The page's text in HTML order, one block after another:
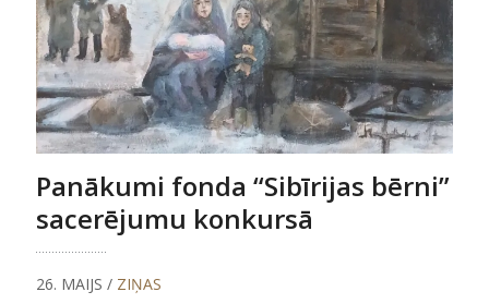
Panākumi fonda “Sibīrijas bērni”
sacerējumu konkursā
26. MAIJS / ZIŅAS